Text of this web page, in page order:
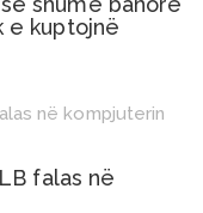
e kuptojnë
falas në